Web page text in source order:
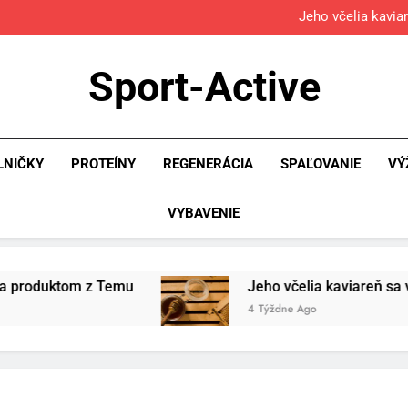
Jeho včelia
Povinná
Jeho včelia
Sport-Active
PROTEÍNY REGENERÁCIA SPAĽOVANIE
VYBAVENIE
Jeho včelia kaviareň sa vďaka Temu
4 Týždne Ago